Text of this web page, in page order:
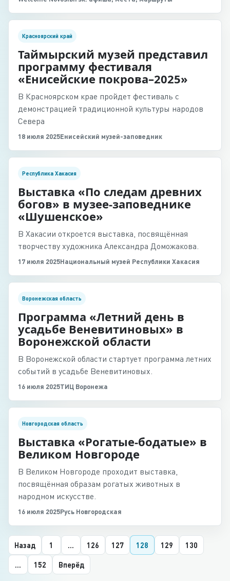
Красноярский край
Таймырский музей представил
программу фестиваля
«Енисейские покрова–2025»
В Красноярском крае пройдет фестиваль с
демонстрацией традиционной культуры народов
Севера
18 июля 2025Енисейский музей-заповедник
Республика Хакасия
Выставка «По следам древних
богов» в музее-заповеднике
«Шушенское»
В Хакасии откроется выставка, посвящённая
творчеству художника Александра Доможакова.
17 июля 2025Национальный музей Республики Хакасия
Воронежская область
Программа «Летний день в
усадьбе Веневитиновых» в
Воронежской области
В Воронежской области стартует программа летних
событий в усадьбе Веневитиновых.
16 июля 2025ТИЦ Воронежа
Новгородская область
Выставка «Рогатые-бодатые» в
Великом Новгороде
В Великом Новгороде проходит выставка,
посвящённая образам рогатых животных в
народном искусстве.
16 июля 2025Русь Новгородская
Назад 1 ... 126 127 128 129 130
... 152 Вперёд